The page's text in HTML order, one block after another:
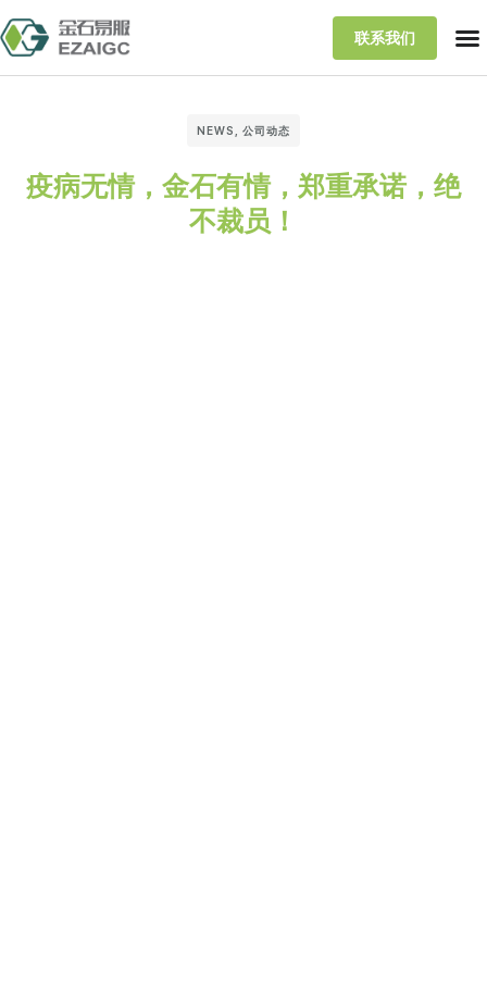
联系我们
NEWS 公司动态
疫病无情，金石有情，郑重承诺，绝
不裁员！